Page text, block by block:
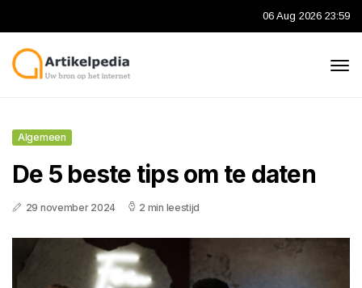
06 Aug 2026 23:59
Algemeen
De 5 beste tips om te daten
29 november 2024 2 min leestijd